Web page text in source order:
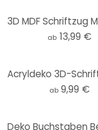
ab 13,99 €
ab 9,99 €